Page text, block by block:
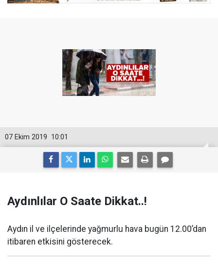
10:01
07 Ekim 2019
Aydınlılar O Saate Dikkat..!
Aydın il ve ilçelerinde yağmurlu hava bugün 12.00’dan
itibaren etkisini gösterecek.